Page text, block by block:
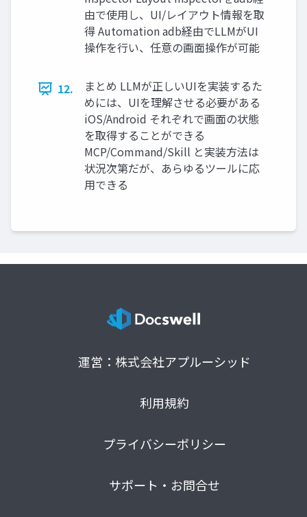
由で使用し、UI/レイアウト情報を取
得 Automation adb経由でLLMがUI
操作を行い、任意の画面操作が可能
12.
まとめ LLMが正しいUIを実装するた
めには、UIを理解させる必要がある
iOS/Android それぞれで画面の状態
を取得することができる
MCP/Command/Skill と実装方法は
状況次第だが、あらゆるツールに応
用できる
運営：株式会社アプルーシッド
利用規約
プライバシーポリシー
サポート・お問合せ